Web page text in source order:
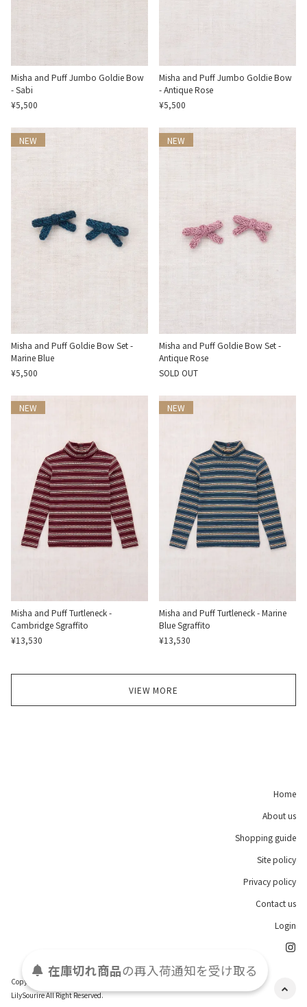
Misha and Puff Jumbo Goldie Bow
- Sabi
¥5,500
Misha and Puff Jumbo Goldie Bow
- Antique Rose
¥5,500
NEW
Misha and Puff Goldie Bow Set -
Marine Blue
¥5,500
NEW
Misha and Puff Goldie Bow Set -
Antique Rose
SOLD OUT
NEW
Misha and Puff Turtleneck -
Cambridge Sgraffito
¥13,530
NEW
Misha and Puff Turtleneck - Marine
Blue Sgraffito
¥13,530
VIEW MORE
Home
About us
Shopping guide
Site policy
Privacy policy
Contact us
Login
Copyright(c)2016-2026
LilySourire All Right Reserved.
在庫切れ商品の再入荷通知を受け取る